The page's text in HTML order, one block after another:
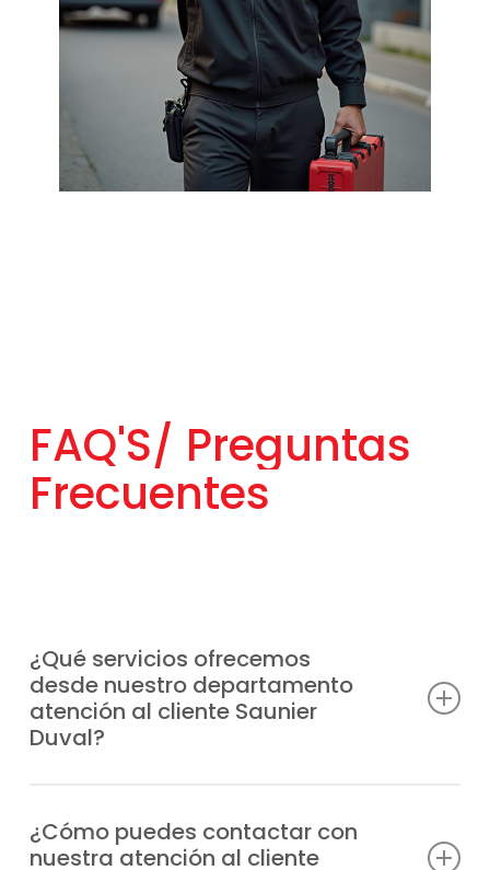
FAQ'S/ Preguntas
Frecuentes
¿Qué servicios ofrecemos
desde nuestro departamento
atención al cliente Saunier
Duval?
solicitudes de reparación, información
sobre garantías y todo lo relacionado con
¿Cómo puedes contactar con
nuestra atención al cliente